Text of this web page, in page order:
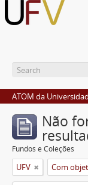
ATOM da
Não
Fundos e Coleções
UFV Com